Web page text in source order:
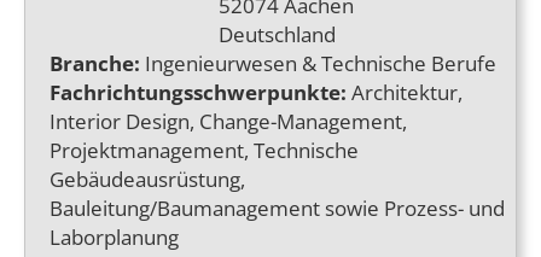
52074 Aachen
Deutschland
Branche: Ingenieurwesen & Technische Berufe
Fachrichtungsschwerpunkte: Architektur,
Interior Design, Change-Management,
Projektmanagement, Technische
Gebäudeausrüstung,
Bauleitung/Baumanagement sowie Prozess- und
Laborplanung